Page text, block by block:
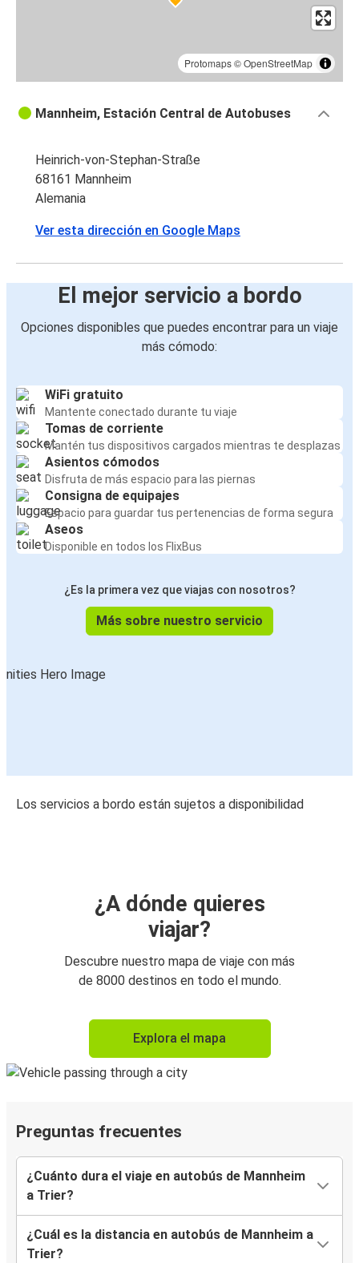
Protomaps©OpenStreetMap
Mannheim, Estación Central de Autobuses
Heinrich-von-Stephan-Straße
68161 Mannheim
Alemania
Ver esta dirección en Google Maps
El mejor servicio a bordo
Opciones disponibles que puedes encontrar para un viaje
más cómodo:
WiFi gratuito
Mantente conectado durante tu viaje
Tomas de corriente
Mantén tus dispositivos cargados mientras te desplazas
Asientos cómodos
Disfruta de más espacio para las piernas
Consigna de equipajes
Espacio para guardar tus pertenencias de forma segura
Aseos
Disponible en todos los FlixBus
¿Es la primera vez que viajas con nosotros?
Más sobre nuestro servicio
Los servicios a bordo están sujetos a disponibilidad
¿A dónde quieres
viajar?
Descubre nuestro mapa de viaje con más
de 8000 destinos en todo el mundo.
Explora el mapa
Preguntas frecuentes
¿Cuánto dura el viaje en autobús de Mannheim
a Trier?
¿Cuál es la distancia en autobús de Mannheim a
Trier?